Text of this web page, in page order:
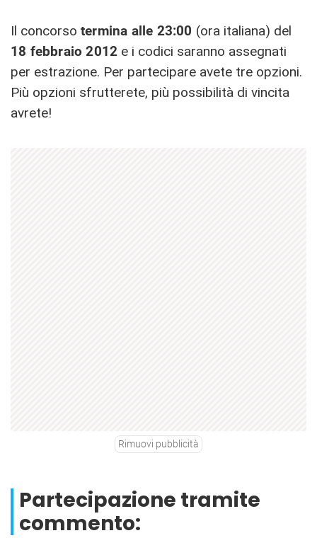
Il concorso termina alle 23:00 (ora italiana) del
18 febbraio 2012 e i codici saranno assegnati
per estrazione. Per partecipare avete tre opzioni.
Più opzioni sfrutterete, più possibilità di vincita
avrete!
Rimuovi pubblicità
Partecipazione tramite
commento: